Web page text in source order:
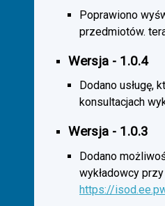
Poprawiono
przedmiotów.
Wersja - 1.0.4
Dodano usługę,
konsultacjach
Wersja - 1.0.3
Dodano
wykładowcy
https://